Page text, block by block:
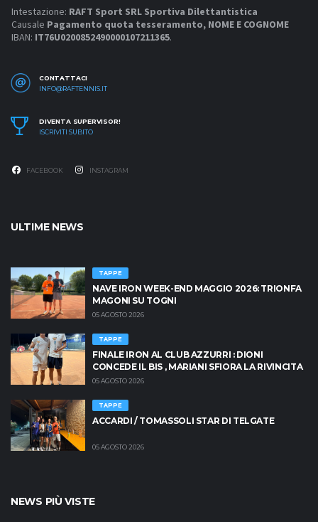
Intestazione: RAFT Sport SRL Sportiva Dilettantistica
Causale Pagamento quota tesseramento, NOME E COGNOME
IBAN: IT76U0200852490000107211365.
CONTATTACI
INFO@RAFTENNIS.IT
DIVENTA SUPERVISOR!
ISCRIVITI SUBITO
FACEBOOK INSTAGRAM
ULTIME NEWS
TAPPE
NAVE IRON WEEK-END MAGGIO 2026: TRIONFA
MAGONI SU TOGNI
05 AGOSTO 2026
TAPPE
FINALE IRON AL CLUB AZZURRI : DIONI
CONCEDE IL BIS , MARIANI SFIORA LA RIVINCITA
05 AGOSTO 2026
TAPPE
ACCARDI / TOMASSOLI STAR DI TELGATE
05 AGOSTO 2026
NEWS PIÙ VISTE